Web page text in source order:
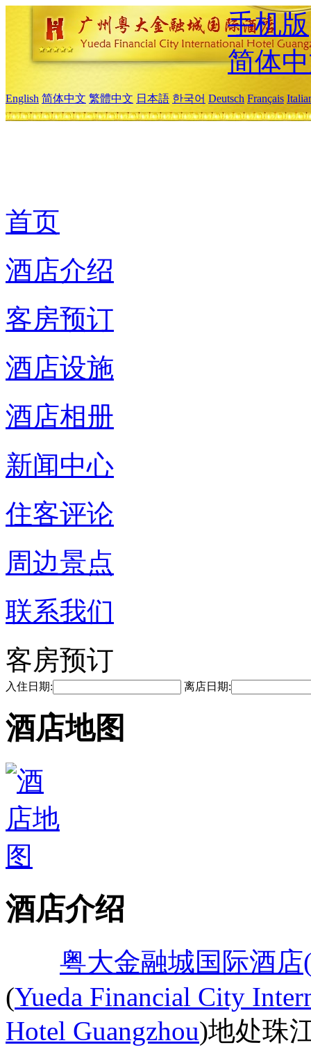
手机版
简体
English 简体中文 繁體中文 日本語 한국어 Deutsch Français
首页
酒店介绍
客房预订
酒店设施
酒店相册
新闻中心
住客评论
周边景点
联系我们
客房预订
入住日期: 离店日期:
酒店地图
酒店介绍
粤大金融城国际酒
(Yueda Financial City
Hotel Guangzhou)地处珠